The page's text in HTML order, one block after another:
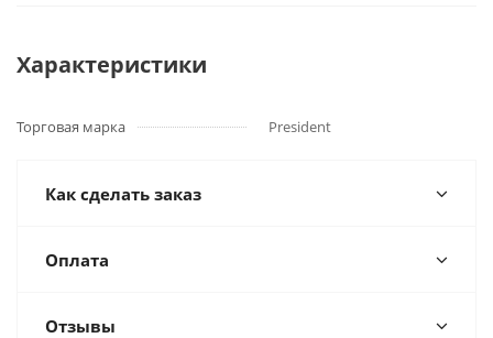
Характеристики
Торговая марка President
Как сделать заказ
Оплата
Отзывы